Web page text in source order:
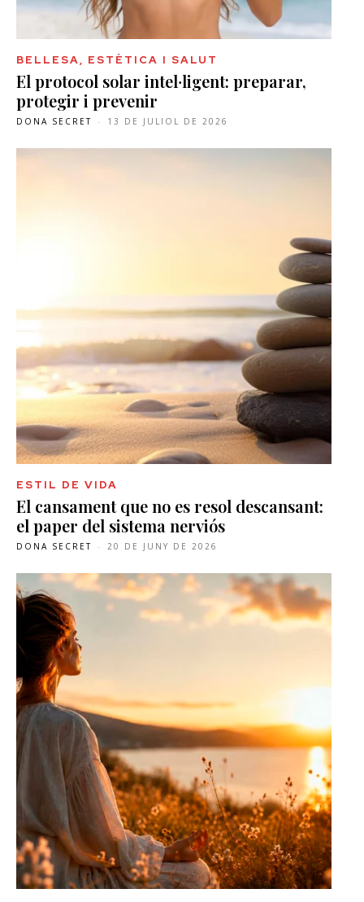
BELLESA, ESTÈTICA I SALUT
El protocol solar intel·ligent: preparar,
protegir i prevenir
DONA SECRET - 13 DE JULIOL DE 2026
ESTIL DE VIDA
El cansament que no es resol descansant:
el paper del sistema nerviós
DONA SECRET - 20 DE JUNY DE 2026